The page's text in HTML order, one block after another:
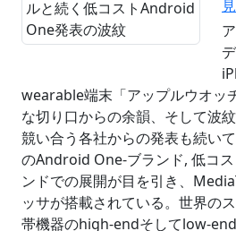
wearable端末「アップルウオッ
な切り口からの余韻、そして波
競い合う各社からの発表も続い
のAndroid One-ブランド, 低コ
ンドでの展開が目を引き、
ッサが搭載されている。世界の
帯機器のhigh-endそしてlow-